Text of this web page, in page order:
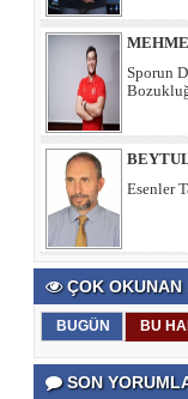
Esenler
TARIK
İstanbul
ÇOK OKUNAN
BUGÜN BU
SON